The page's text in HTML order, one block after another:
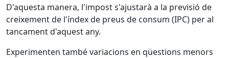
D'aquesta manera, l'impost s'ajustarà a la previsió de
creixement de l'índex de preus de consum (IPC) per al
tancament d'aquest any.
Experimenten també variacions en qüestions menors